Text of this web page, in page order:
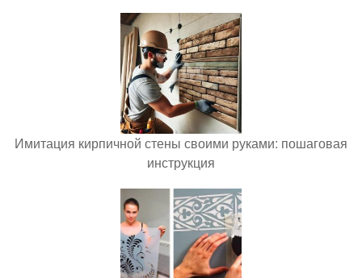
Имитация кирпичной стены своими руками: пошаговая
инструкция